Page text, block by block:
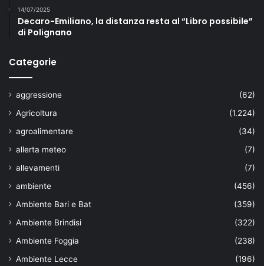
14/07/2025
Decaro-Emiliano, la distanza resta al “Libro possibile”
di Polignano
Categorie
aggressione
(62)
Agricoltura
(1.224)
agroalimentare
(34)
allerta meteo
(7)
allevamenti
(7)
ambiente
(456)
Ambiente Bari e Bat
(359)
Ambiente Brindisi
(322)
Ambiente Foggia
(238)
Ambiente Lecce
(196)